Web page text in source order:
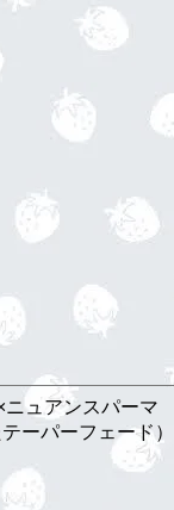
ュアンスパーマ
ーパーフェード）